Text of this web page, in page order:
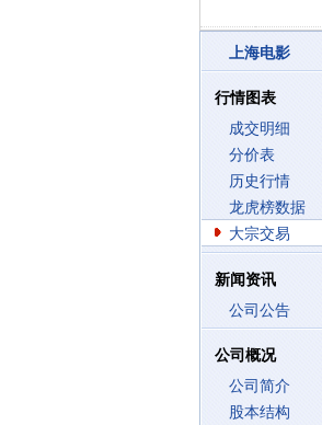
上海电影
行情图表
成交明细
分价表
历史行情
龙虎榜数据
大宗交易
新闻资讯
公司公告
公司概况
公司简介
股本结构